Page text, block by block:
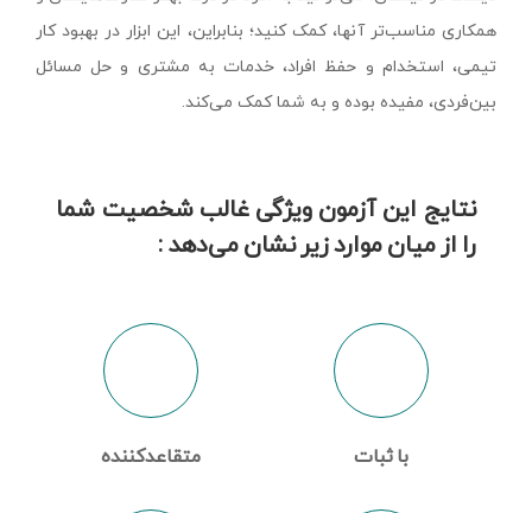
همکاری مناسب‌تر آنها، کمک کنید؛ بنابراین، این ابزار در بهبود کار
تیمی، استخدام و حفظ افراد، خدمات به مشتری و حل مسائل
بین‌فردی، مفیده بوده و به شما کمک می‌کند.
نتایج این آزمون ویژگی غالب شخصیت شما
را از میان موارد زیر نشان می‌دهد :
با ثبات متقاعدکننده